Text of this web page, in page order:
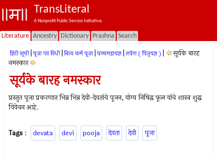
TransLiteral
A Nonprofit Public Service Initiative.
Literature Ancestry Dictionary Prashna Search
हिंदी सूची पूजा एवं विधी नित्य कर्म पूजा पञ्चमहायज्ञ तर्पण ( पितृयज्ञ )
सूर्यके बारह
नमस्कार
सूर्यके बारह नमस्कार
प्रस्तुत पूजा प्रकरणात भिन्न भिन्न देवी-देवतांचे पूजन, योग्य निषिद्ध फूल यांचे शास्त्र शुद्ध
विवेचन आहे.
Tags : devata devi pooja देवता देवी पूजा